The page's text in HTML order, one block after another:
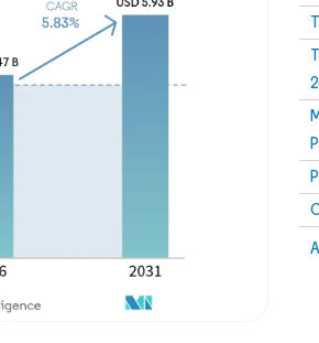
Image © Mordor Intelligence. La réutilisation